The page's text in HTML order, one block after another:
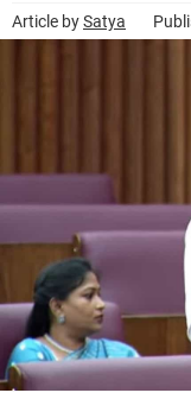
Article bySatya